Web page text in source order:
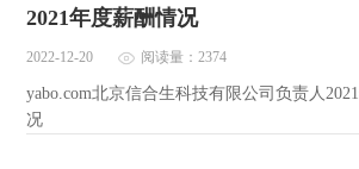
2021年度薪酬情况
2022-12-20 阅读量：2374
yabo.com北京信合生科技有限公司负责人
况